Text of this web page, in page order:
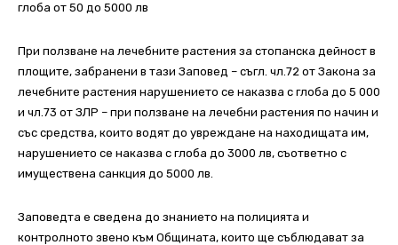
глоба от 50 до 5000 лв
При ползване на лечебните растения за стопанска дейност в
площите, забранени в тази Заповед – съгл. чл.72 от Закона за
лечебните растения нарушението се наказва с глоба до 5 000
и чл.73 от ЗЛР – при ползване на лечебни растения по начин и
със средства, които водят до увреждане на находищата им,
нарушението се наказва с глоба до 3000 лв, съответно с
имуществена санкция до 5000 лв.
Заповедта е сведена до знанието на полицията и
контролното звено към Общината, които ще съблюдават за